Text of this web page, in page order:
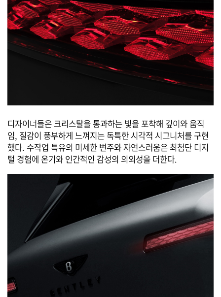
디자이너들은 크리스탈을 통과하는 빛을 포착해 깊이와 움직
임, 질감이 풍부하게 느껴지는 독특한 시각적 시그니처를 구현
했다. 수작업 특유의 미세한 변주와 자연스러움은 최첨단 디지
털 경험에 온기와 인간적인 감성의 의외성을 더한다.